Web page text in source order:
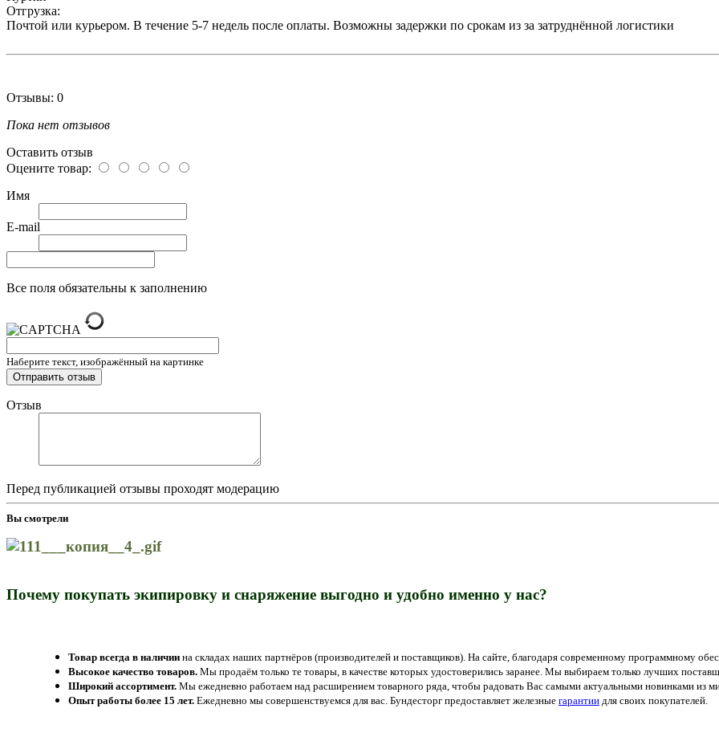
Отгрузка:
Почтой или курьером. В течение 5-7 недель после оплаты. Возможны задержки по срокам из за затруднённой логистики
Отзывы: 0
Пока нет отзывов
Оставить отзыв
Оцените товар:
Имя
E-mail
Все поля обязательны к заполнению
Наберите текст, изображённый на картинке
Отзыв
Перед публикацией отзывы проходят модерацию
Вы смотрели
Почему покупать экипировку и снаряжение выгодно и удобно именно у нас?
Товар всегда в наличии на складах наших партнёров (производителей и поставщиков). На сайте, благодаря современному программному
Высокое качество товаров. Мы продаём только те товары, в качестве которых удостоверились заранее. Мы выбираем только лучших
Широкий ассортимент. Мы ежедневно работаем над расширением товарного ряда, чтобы радовать Вас самыми актуальными новинками из
Опыт работы более 15 лет. Ежедневно мы совершенствуемся для вас. Бундесторг предоставляет железные гарантии для своих покупателей.